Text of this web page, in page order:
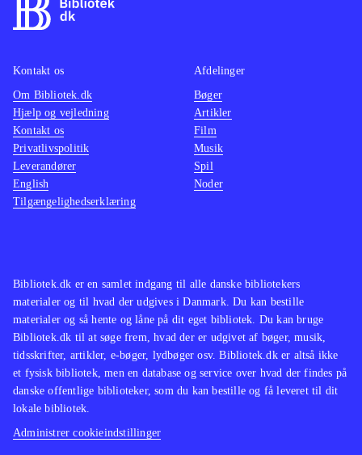
Bibliotek.dk er en samlet indgang til alle danske bibliotekers
materialer og til hvad der udgives i Danmark. Du kan bestille
materialer og så hente og låne på dit eget bibliotek. Du kan bruge
Bibliotek.dk til at søge frem, hvad der er udgivet af bøger, musik,
tidsskrifter, artikler, e-bøger, lydbøger osv. Bibliotek.dk er altså ikke
et fysisk bibliotek, men en database og service over hvad der findes på
danske offentlige biblioteker, som du kan bestille og få leveret til dit
lokale bibliotek.
Administrer cookieindstillinger
Kontakt os
Om Bibliotek.dk
Hjælp og vejledning
Kontakt os
Privatlivspolitik
Leverandører
English
Tilgængelighedserklæring
Afdelinger
Bøger
Artikler
Film
Musik
Spil
Noder